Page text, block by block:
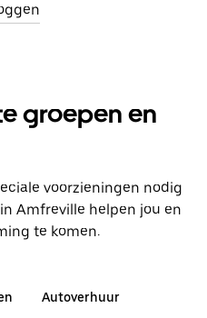
groepen en
voorzieningen nodig
Amfreville helpen jou en
te komen.
Autoverhuur